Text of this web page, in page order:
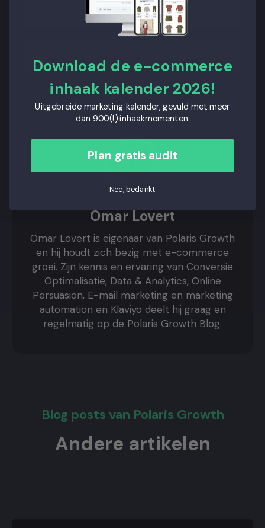
Omar Lovert
Omar Lovert is eigenaar van Polaris Growth
en hij houdt zich bezig met e-commerce
groei. Zijn kennis en ervaring van Conversie
Optimalisatie, Data & Analytics, Online
Persuasion, E-mail marketing en marketing
automation en Klaviyo deelt hij graag en
regelmatig op de Polaris Growth Blog.
Blog posts van Polaris Growth
Andere artikelen
Download de e-commerce
inhaak kalender 2026!
Uitgebreide marketing kalender, gevuld met meer
dan 900(!) inhaakmomenten.
Plan gratis audit
Nee, bedankt